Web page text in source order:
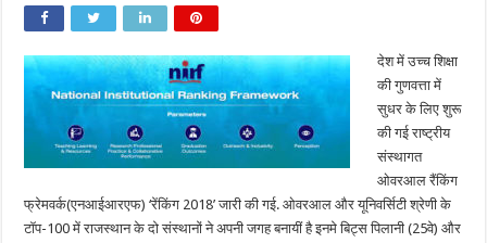
रेंकिंग
2018
जारी,
के
दो
शिक्षण
संस्थान
टॉप-100
में
शामिल
देश में उच्च शिक्षा
की गुणवत्ता में
सुधर के लिए शुरू
की गई राष्ट्रीय
संस्थागत
ओवरआल रैंकिंग
फ्रेमवर्क(एनआईआरएफ) ‘रेंकिंग 2018’ जारी की गई. ओवरआल और यूनिवर्सिटी श्रेणी के
टॉप-100 में राजस्थान के दो संस्थानों ने अपनी जगह बनायीं है इनमे बिट्स पिलानी (25वे) और